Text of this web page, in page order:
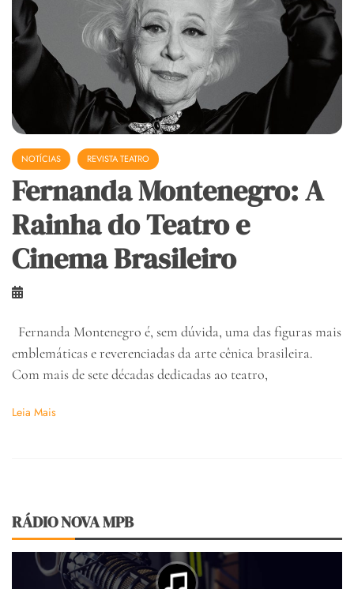
NOTÍCIAS REVISTA TEATRO
Fernanda Montenegro: A
Rainha do Teatro e
Cinema Brasileiro
Fernanda Montenegro é, sem dúvida, uma das figuras mais
emblemáticas e reverenciadas da arte cênica brasileira.
Com mais de sete décadas dedicadas ao teatro,
Leia Mais
RÁDIO NOVA MPB